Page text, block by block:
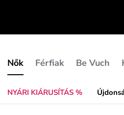
Nők
NYÁRI KIÁRUSÍTÁS %
Férfiak Be Vuch